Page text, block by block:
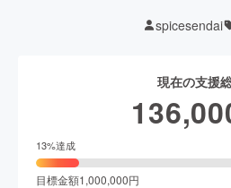
spicesendai
現在の支援
13%達成
目標金額1,000,000円